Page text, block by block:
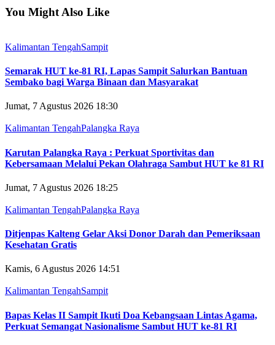
You Might Also Like
Kalimantan TengahSampit
Semarak HUT ke-81 RI, Lapas Sampit Salurkan Bantuan
Sembako bagi Warga Binaan dan Masyarakat
Jumat, 7 Agustus 2026 18:30
Kalimantan TengahPalangka Raya
Karutan Palangka Raya : Perkuat Sportivitas dan
Kebersamaan Melalui Pekan Olahraga Sambut HUT ke 81 RI
Jumat, 7 Agustus 2026 18:25
Kalimantan TengahPalangka Raya
Ditjenpas Kalteng Gelar Aksi Donor Darah dan Pemeriksaan
Kesehatan Gratis
Kamis, 6 Agustus 2026 14:51
Kalimantan TengahSampit
Bapas Kelas II Sampit Ikuti Doa Kebangsaan Lintas Agama,
Perkuat Semangat Nasionalisme Sambut HUT ke-81 RI